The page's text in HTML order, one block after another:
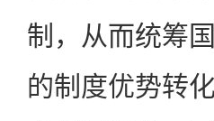
制，从而统筹
的制度优势转